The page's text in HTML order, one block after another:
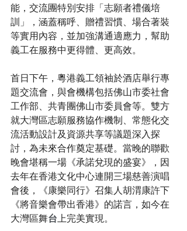
能，交流團特別安排「志願者禮儀培
訓」，涵蓋稱呼、贈禮習慣、場合著裝
等實用內容，並加強溝通適應力，幫助
義工在服務中更得體、更高效。
首日下午，粵港義工領袖於酒店舉行專
題交流會，與會機構包括佛山市委社會
工作部、共青團佛山市委員會等。雙方
就大灣區志願服務協作機制、常態化交
流活動設計及資源共享等議題深入探
討，為未來合作奠定基礎。當晚的聯歡
晚會堪稱一場《承諾兌現的盛宴》，因
去年在香港文化中心連開三場慈善演唱
會後，《康樂同行》召集人胡渭康許下
《將音樂會帶出香港》的諾言，如今在
大灣區舞台上完美實現。